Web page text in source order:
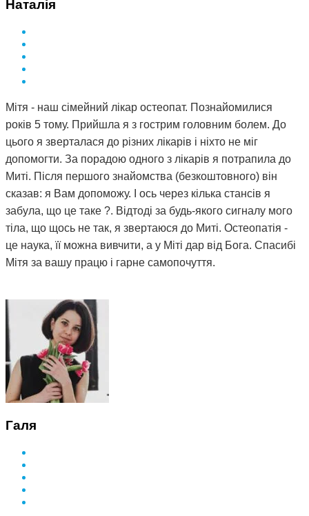
Наталія
Мітя - наш сімейний лікар остеопат. Познайомилися
років 5 тому. Прийшла я з гострим головним болем. До
цього я зверталася до різних лікарів і ніхто не міг
допомогти. За порадою одного з лікарів я потрапила до
Миті. Після першого знайомства (безкоштовного) він
сказав: я Вам допоможу. І ось через кілька стансів я
забула, що це таке ?. Відтоді за будь-якого сигналу мого
тіла, що щось не так, я звертаюся до Миті. Остеопатія -
це наука, її можна вивчити, а у Міті дар від Бога. Спасибі
Мітя за вашу працю і гарне самопочуття.
Галя